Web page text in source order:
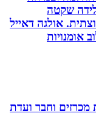
שקטה
אולגה דאייל
וחבר ועדת